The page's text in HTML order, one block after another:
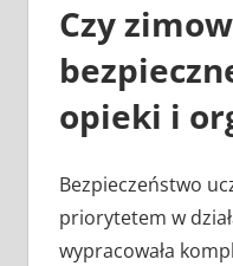
Czy
opieki i
Bezpieczeństwo
priorytetem w
wypracowała